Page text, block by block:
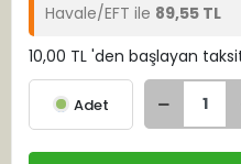
Havale/EFT ile 89,55 TL
10,00 TL 'den başlayan
Adet